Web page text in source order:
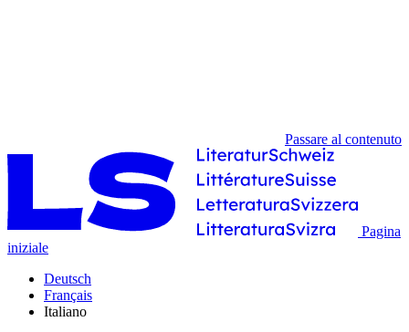
Passare al contenuto
Pagina
iniziale
Deutsch
Français
Italiano